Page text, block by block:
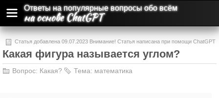
Ответы на популярные вопросы обо всём
на основе ChatGPT
Статья добавлена 09.07.2023 Внимание! Статья написана при помощи ChatGPT
и может содержать ошибки и неточности.
Какая фигура называется углом?
Вопрос: Какая? Тема: математика